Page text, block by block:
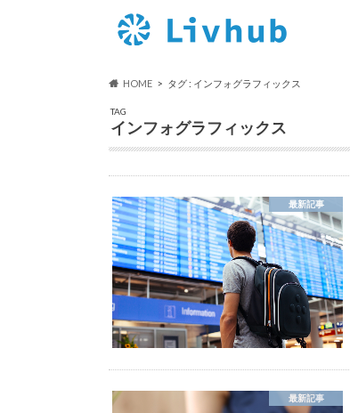
HOME タグ : インフォグラフィックス
TAG
インフォグラフィックス
最新記事
最新記事